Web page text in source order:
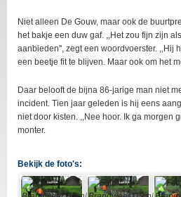
Niet alleen De Gouw, maar ook de
het bakje een duw gaf. ,,Het zou fijn zijn
aanbieden'', zegt een woordvoerster. ,,Hij
een beetje fit te blijven. Maar ook om het
Daar belooft de bijna 86-jarige man niet
incident. Tien jaar geleden is hij eens
niet door kisten. ,,Nee hoor. Ik ga morgen
monter.
Bekijk de foto's: